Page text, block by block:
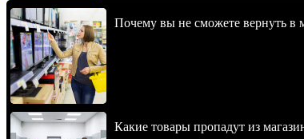
Почему вы не сможете вернуть в
Какие товары пропадут из